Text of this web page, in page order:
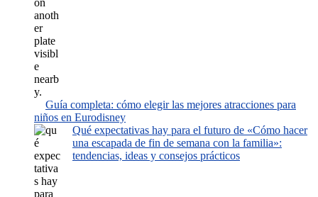
Guía completa: cómo elegir las mejores atracciones para
niños en Eurodisney
Qué expectativas hay para el futuro de «Cómo hacer
una escapada de fin de semana con la familia»:
tendencias, ideas y consejos prácticos